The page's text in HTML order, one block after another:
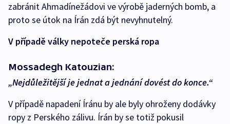
zabránit Ahmadínežádovi ve výrobě jaderných bomb, a
proto se útok na Írán zdá být nevyhnutelný.
V případě války nepoteče perská ropa
Mossadegh Katouzian:
„Nejdůležitější je jednat a jednání dovést do konce.“
V případě napadení Íránu by ale byly ohroženy dodávky
ropy z Perského zálivu. Írán by se totiž pokusil